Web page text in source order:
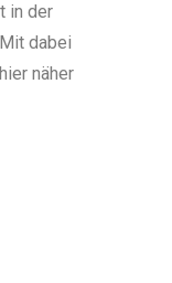
in der
dabei
näher